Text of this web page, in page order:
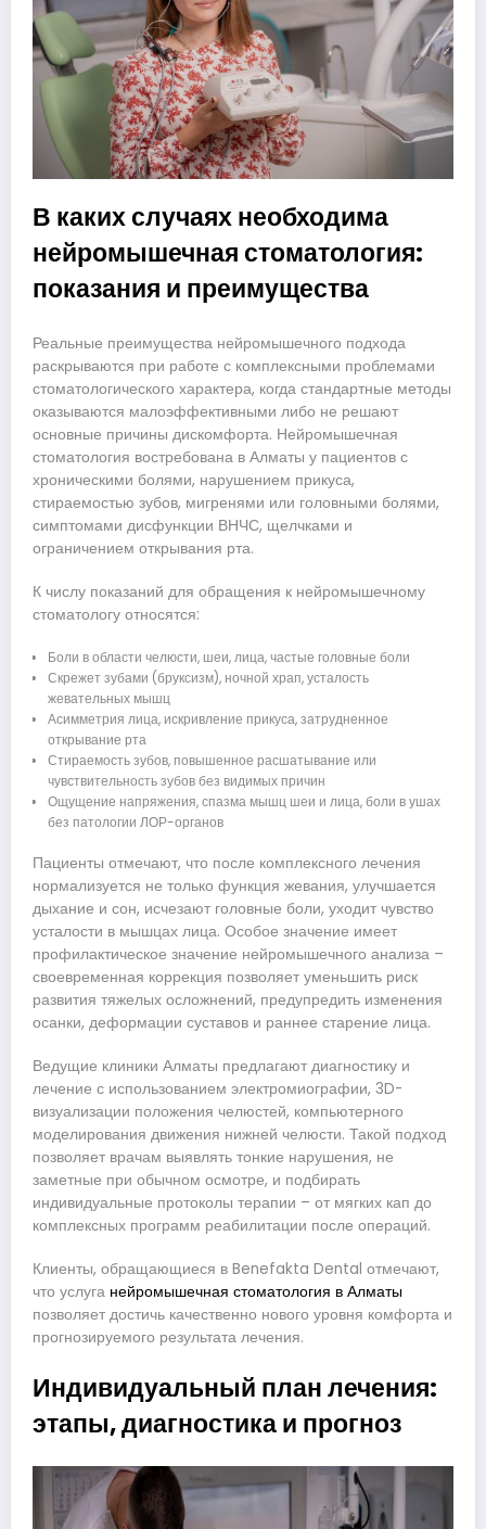
В каких случаях необходима
нейромышечная стоматология:
показания и преимущества
Реальные преимущества нейромышечного подхода
раскрываются при работе с комплексными проблемами
стоматологического характера, когда стандартные методы
оказываются малоэффективными либо не решают
основные причины дискомфорта. Нейромышечная
стоматология востребована в Алматы у пациентов с
хроническими болями, нарушением прикуса,
стираемостью зубов, мигренями или головными болями,
симптомами дисфункции ВНЧС, щелчками и
ограничением открывания рта.
К числу показаний для обращения к нейромышечному
стоматологу относятся:
Боли в области челюсти, шеи, лица, частые головные боли
Скрежет зубами (бруксизм), ночной храп, усталость
жевательных мышц
Асимметрия лица, искривление прикуса, затрудненное
открывание рта
Стираемость зубов, повышенное расшатывание или
чувствительность зубов без видимых причин
Ощущение напряжения, спазма мышц шеи и лица, боли в ушах
без патологии ЛОР-органов
Пациенты отмечают, что после комплексного лечения
нормализуется не только функция жевания, улучшается
дыхание и сон, исчезают головные боли, уходит чувство
усталости в мышцах лица. Особое значение имеет
профилактическое значение нейромышечного анализа –
своевременная коррекция позволяет уменьшить риск
развития тяжелых осложнений, предупредить изменения
осанки, деформации суставов и раннее старение лица.
Ведущие клиники Алматы предлагают диагностику и
лечение с использованием электромиографии, 3D-
визуализации положения челюстей, компьютерного
моделирования движения нижней челюсти. Такой подход
позволяет врачам выявлять тонкие нарушения, не
заметные при обычном осмотре, и подбирать
индивидуальные протоколы терапии – от мягких кап до
комплексных программ реабилитации после операций.
Клиенты, обращающиеся в Benefakta Dental отмечают,
что услуга нейромышечная стоматология в Алматы
позволяет достичь качественно нового уровня комфорта и
прогнозируемого результата лечения.
Индивидуальный план лечения:
этапы, диагностика и прогноз